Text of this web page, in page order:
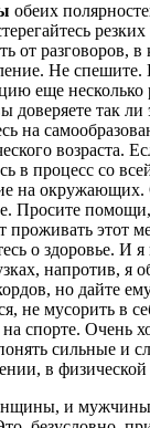
обеих
от разговоров,
Не
еще несколько
доверяете так ли
на
возраста.
в процесс со
на окружающих.
Просите
проживать этот
о здоровье. И
напротив, я
но дайте
не мусорить в
на спорте. Очень
сильные и
в
и